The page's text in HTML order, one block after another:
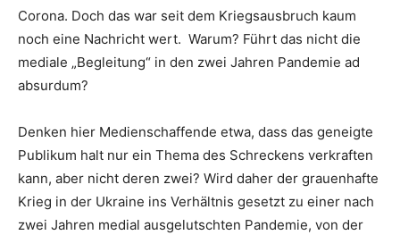
Corona. Doch das war seit dem Kriegsausbruch kaum
noch eine Nachricht wert. Warum? Führt das nicht die
mediale „Begleitung“ in den zwei Jahren Pandemie ad
absurdum?
Denken hier Medienschaffende etwa, dass das geneigte
Publikum halt nur ein Thema des Schreckens verkraften
kann, aber nicht deren zwei? Wird daher der grauenhafte
Krieg in der Ukraine ins Verhältnis gesetzt zu einer nach
zwei Jahren medial ausgelutschten Pandemie, von der